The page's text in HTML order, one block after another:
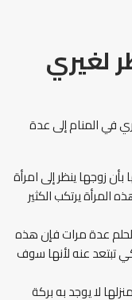
لغيري
في المنام إلى عدة
زوجها ينظر إلى امرأة
المرأة يرتكب الكثير
عدة مرات فإن هذه
تبتعد عنه لأنها سوف
لا يوجد به بركة